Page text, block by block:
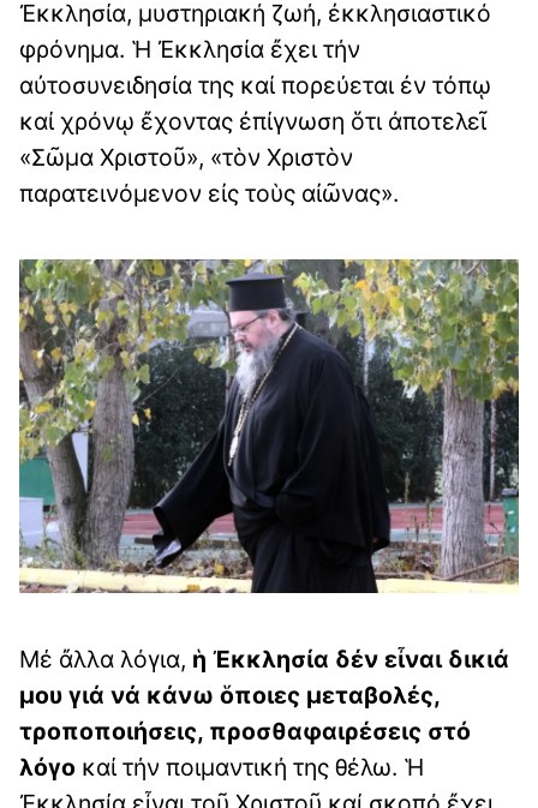
Ἐκκλησία, μυστηριακή ζωή, ἐκκλησιαστικό
φρόνημα. Ἡ Ἐκκλησία ἔχει τήν
αὐτοσυνειδησία της καί πορεύεται ἐν τόπῳ
καί χρόνῳ ἔχοντας ἐπίγνωση ὅτι ἀποτελεῖ
«Σῶμα Χριστοῦ», «τὸν Χριστὸν
παρατεινόμενον εἰς τοὺς αἰῶνας».
Μέ ἄλλα λόγια, ἡ Ἐκκλησία δέν εἶναι δικιά
μου γιά νά κάνω ὅποιες μεταβολές,
τροποποιήσεις, προσθαφαιρέσεις στό
λόγο καί τήν ποιμαντική της θέλω. Ἡ